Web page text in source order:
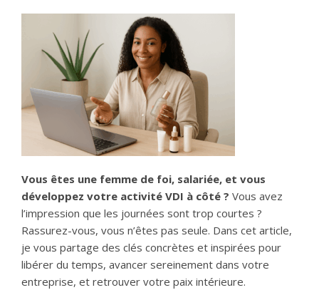
Vous êtes une femme de foi, salariée, et vous
développez votre activité VDI à côté ? Vous avez
l’impression que les journées sont trop courtes ?
Rassurez-vous, vous n’êtes pas seule. Dans cet article,
je vous partage des clés concrètes et inspirées pour
libérer du temps, avancer sereinement dans votre
entreprise, et retrouver votre paix intérieure.